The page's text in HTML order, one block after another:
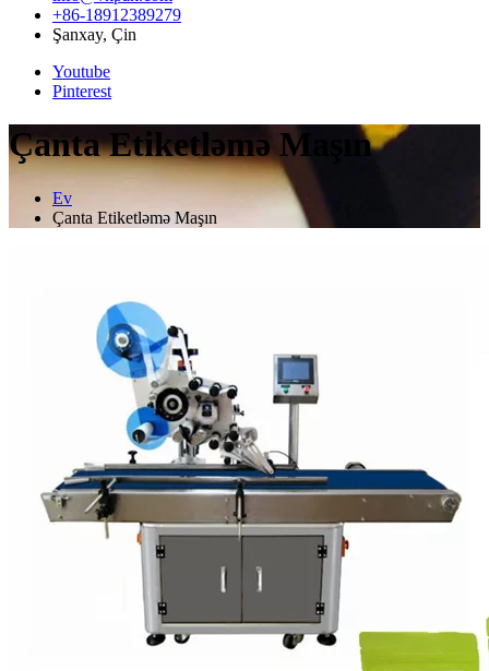
+86-18912389279
Şanxay, Çin
Youtube
Pinterest
Çanta Etiketləmə Maşın
Ev
Çanta Etiketləmə Maşın